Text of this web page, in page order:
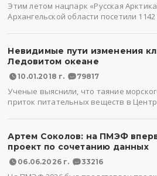
Этим летом нацпарк «Русская
Архангельской области посетили
Невидимые пути изменения
Ледовитом океане
10.01.2018 г. 79817
Ученые выяснили, что таяние
приток питательных веществ в
Артем Соколов: на ПМЭФ
проект по сочетанию данных
06.06.2026 г. 33216